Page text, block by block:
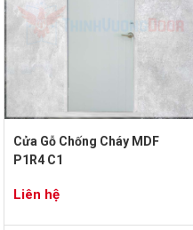
Cửa Gỗ Chống Cháy MDF
P1R4 C1
Liên hệ